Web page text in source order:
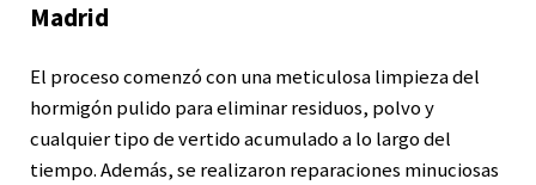
Madrid
El proceso comenzó con una meticulosa limpieza del
hormigón pulido para eliminar residuos, polvo y
cualquier tipo de vertido acumulado a lo largo del
tiempo. Además, se realizaron reparaciones minuciosas